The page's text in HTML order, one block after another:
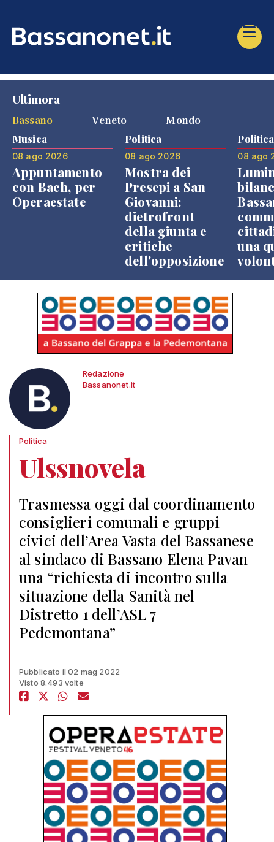
Ultimora
Bassano
Veneto Mondo
Musica
08 ago 2026
Appuntamento
con Bach, per
Operaestate
Politica
08 ago 2026
Mostra dei
Presepi a San
Giovanni:
dietrofront
della giunta e
critiche
dell'opposizione
Politica
08 ago
una
Redazione
Bassanonet.it
Politica
Ulssnovela
Trasmessa oggi dal coordinamento
consiglieri comunali e gruppi
civici dell’Area Vasta del Bassanese
al sindaco di Bassano Elena Pavan
una “richiesta di incontro sulla
situazione della Sanità nel
Distretto 1 dell’ASL 7
Pedemontana”
Pubblicato il 02 mag 2022
Visto 8.493 volte